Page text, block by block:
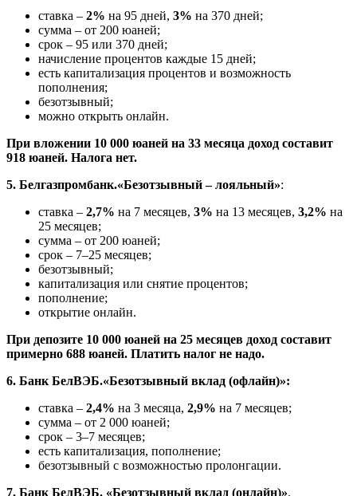
ставка – 2% на 95 дней, 3% на 370 дней;
сумма – от 200 юаней;
срок – 95 или 370 дней;
начисление процентов каждые 15 дней;
есть капитализация процентов и возможность
пополнения;
безотзывный;
можно открыть онлайн.
При вложении 10 000 юаней на 33 месяца доход составит
918 юаней. Налога нет.
5. Белгазпромбанк.«Безотзывный – лояльный»:
ставка – 2,7% на 7 месяцев, 3% на 13 месяцев, 3,2% на
25 месяцев;
сумма – от 200 юаней;
срок – 7–25 месяцев;
безотзывный;
капитализация или снятие процентов;
пополнение;
открытие онлайн.
При депозите 10 000 юаней на 25 месяцев доход составит
примерно 688 юаней. Платить налог не надо.
6. Банк БелВЭБ.«Безотзывный вклад (офлайн)»:
ставка – 2,4% на 3 месяца, 2,9% на 7 месяцев;
сумма – от 2 000 юаней;
срок – 3–7 месяцев;
есть капитализация, пополнение;
безотзывный с возможностью пролонгации.
7. Банк БелВЭБ. «Безотзывный вклад (онлайн)».